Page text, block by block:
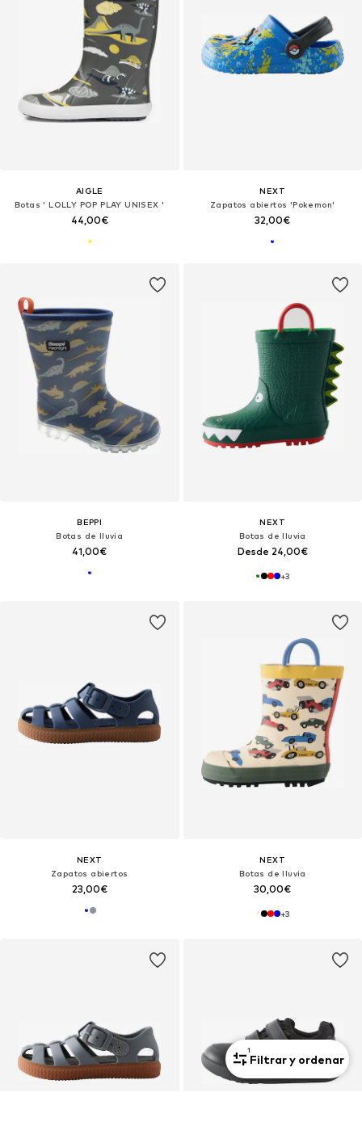
AIGLE
Botas ' LOLLY POP PLAY UNISEX '
44,00€
NEXT
Zapatos abiertos 'Pokemon'
32,00€
BEPPI
Botas de lluvia
41,00€
NEXT
Botas de lluvia
Desde 24,00€
+3
NEXT
Zapatos abiertos
23,00€
NEXT
Botas de lluvia
30,00€
+3
1
Filtrar y ordenar